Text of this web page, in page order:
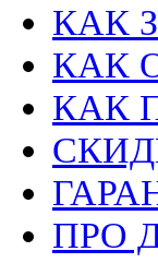
КАК
КАК
КАК
ПРО